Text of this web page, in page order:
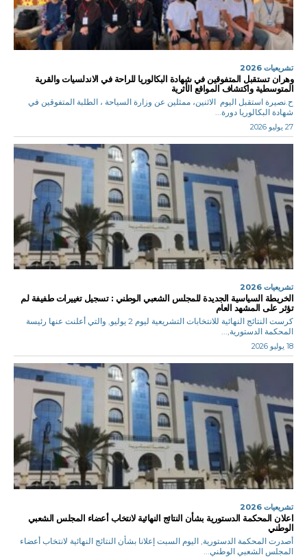
تشريعيات 2026
وهران تستقبل المتفوقين في شهادة البكالوريا للراحة في الاندلسيات والقرية
المتوسطية واكتشاف المواقع الأثرية
ح.نصيرة استقبل اليوم الاثنين، ممثلين عن وزارة السياحة ، الطلبة المتفوقين في
شهادة البكالوريا دورة...
27 يوليو 2026
تشريعيات 2026
الخريطة السياسية الجديدة للمجلس الشعبي الوطني : تسجيل تغييرات طفيفة لم
تؤثر على المشهد العام
كرست النتائج النهائية للانتخابات التشريعية ليوم 2 يوليو, والتي أعلنت عنها رئيسة
المحكمة الدستورية,...
18 يوليو 2026
تشريعيات 2026
اعلان المحكمة الدستورية بشأن النتائج النهائية لانتخاب أعضاء المجلس الشعبي
الوطني
أصدرت المحكمة الدستورية, اليوم السبت إعلانا بشأن النتائج النهائية لانتخاب أعضاء
المجلس الشعبي الوطني...